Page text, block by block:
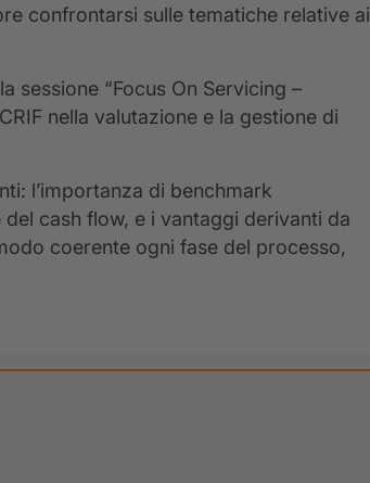
confrontarsi sulle tematiche relative ai
sessione “Focus On Servicing –
nella valutazione e la gestione di
l’importanza di benchmark
cash flow, e i vantaggi derivanti da
coerente ogni fase del processo,